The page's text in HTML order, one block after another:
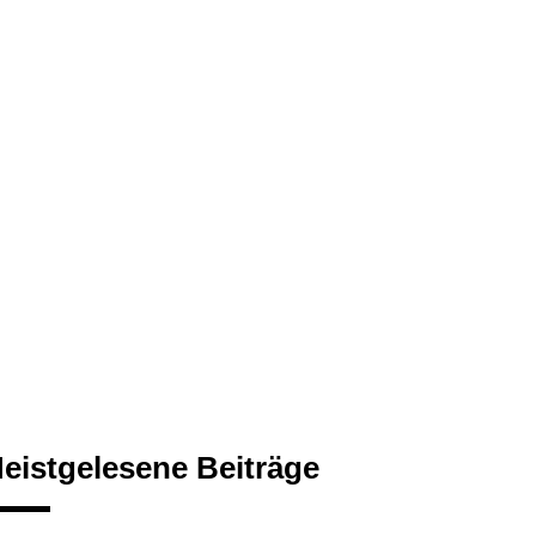
Beiträge